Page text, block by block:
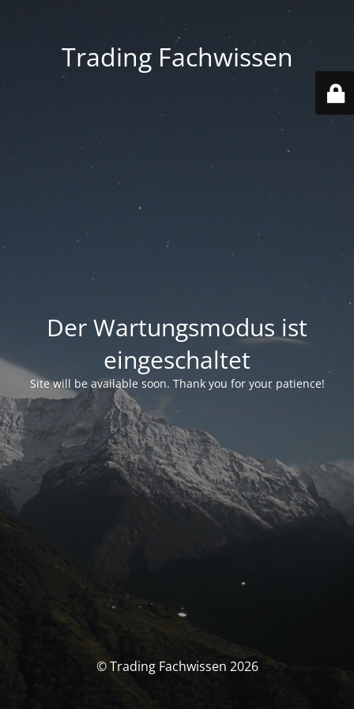
Trading Fachwissen
Der Wartungsmodus ist
eingeschaltet
Site will be available soon. Thank you for your patience!
© Trading Fachwissen 2026